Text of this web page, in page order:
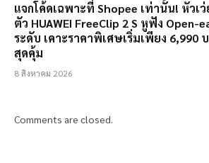
แจกโค้ดเฉพาะที่ Shopee เท่านั้น! หัวเว่
ตัว HUAWEI FreeClip 2 S หูฟัง Open-
ระดับ เคาะราคาพิเศษเริ่มเพียง 6,990
สุดคุ้ม
8 สิงหาคม 2026
Comments are closed.